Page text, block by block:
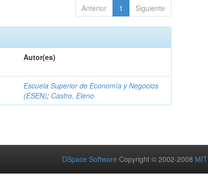
Anterior 1 Siguiente
Autor(es)
Escuela Superior de Economía y Negocios
(ESEN); Castro, Eleno
DSpace Software Copyright © 2002-2008 MIT